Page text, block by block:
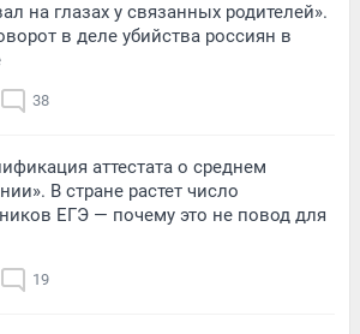
на глазах у связанных родителей».
в деле убийства россиян в
38
аттестата о среднем
В стране растет число
ЕГЭ — почему это не повод для
19